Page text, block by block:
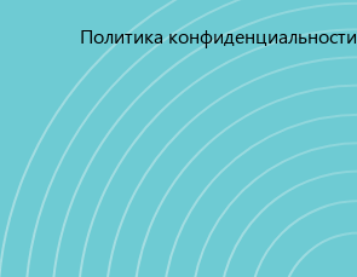
Политика конфиденциальности